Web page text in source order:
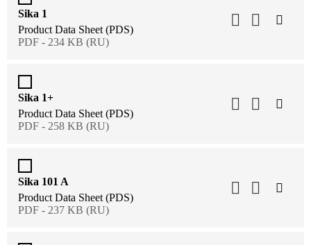
Sika 1
Product Data Sheet (PDS)
PDF - 234 KB (RU)
Sika 1+
Product Data Sheet (PDS)
PDF - 258 KB (RU)
Sika 101 A
Product Data Sheet (PDS)
PDF - 237 KB (RU)